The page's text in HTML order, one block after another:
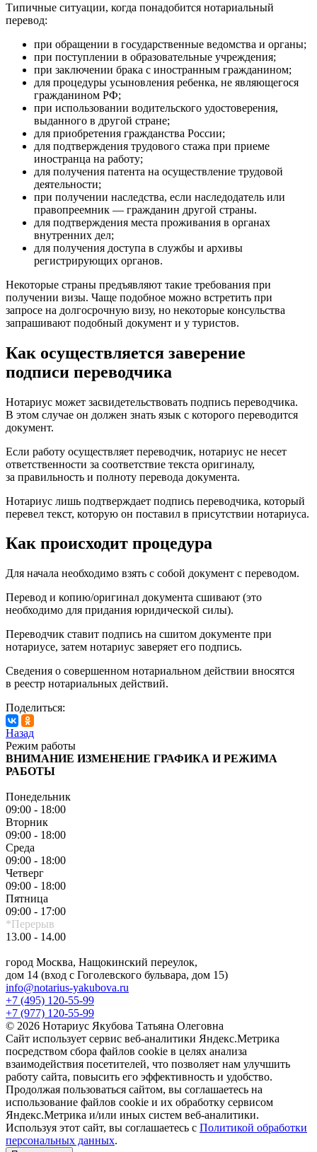
Типичные ситуации, когда понадобится нотариальный
перевод:
при обращении в государственные ведомства и органы;
при поступлении в образовательные учреждения;
при заключении брака с иностранным гражданином;
для процедуры усыновления ребенка, не являющегося
гражданином РФ;
при использовании водительского удостоверения,
выданного в другой стране;
для приобретения гражданства России;
для подтверждения трудового стажа при приеме
иностранца на работу;
для получения патента на осуществление трудовой
деятельности;
при получении наследства, если наследодатель или
правопреемник — гражданин другой страны.
для подтверждения места проживания в органах
внутренних дел;
для получения доступа в службы и архивы
регистрирующих органов.
Некоторые страны предъявляют такие требования при
получении визы. Чаще подобное можно встретить при
запросе на долгосрочную визу, но некоторые консульства
запрашивают подобный документ и у туристов.
Как осуществляется заверение
подписи переводчика
Нотариус может засвидетельствовать подпись переводчика.
В этом случае он должен знать язык с которого переводится
документ.
Если работу осуществляет переводчик, нотариус не несет
ответственности за соответствие текста оригиналу,
за правильность и полноту перевода документа.
Нотариус лишь подтверждает подпись переводчика, который
перевел текст, которую он поставил в присутствии нотариуса.
Как происходит процедура
Для начала необходимо взять с собой документ с переводом.
Перевод и копию/оригинал документа сшивают (это
необходимо для придания юридической силы).
Переводчик ставит подпись на сшитом документе при
нотариусе, затем нотариус заверяет его подпись.
Сведения о совершенном нотариальном действии вносятся
в реестр нотариальных действий.
Поделиться:
Назад
Режим работы
ВНИМАНИЕ ИЗМЕНЕНИЕ ГРАФИКА И РЕЖИМА
РАБОТЫ
Понедельник
09:00 - 18:00
Вторник
09:00 - 18:00
Среда
09:00 - 18:00
Четверг
09:00 - 18:00
Пятница
09:00 - 17:00
*Перерыв
13.00 - 14.00
город Москва, Нащокинский переулок,
дом 14 (вход с Гоголевского бульвара, дом 15)
info@notarius-yakubova.ru
+7 (495) 120-55-99
+7 (977) 120-55-99
© 2026 Нотариус Якубова Татьяна Олеговна
Сайт использует сервис веб-аналитики Яндекс.Метрика
посредством сбора файлов cookie в целях анализа
взаимодействия посетителей, что позволяет нам улучшить
работу сайта, повысить его эффективность и удобство.
Продолжая пользоваться сайтом, вы соглашаетесь на
использование файлов cookie и их обработку сервисом
Яндекс.Метрика и/или иных систем веб-аналитики.
Используя этот сайт, вы соглашаетесь с Политикой обработки
персональных данных.